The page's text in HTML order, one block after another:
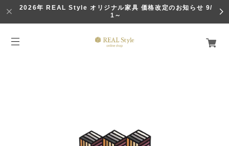
2026年 REAL Style オリジナル家具 価格改定のお知らせ 9/
1～